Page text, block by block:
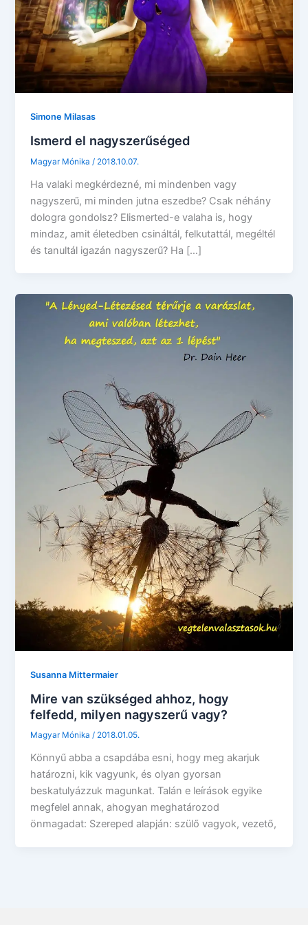
Simone Milasas
Ismerd el nagyszerűséged
Magyar Mónika / 2018.10.07.
Ha valaki megkérdezné, mi mindenben vagy
nagyszerű, mi minden jutna eszedbe? Csak néhány
dologra gondolsz? Elismerted-e valaha is, hogy
mindaz, amit életedben csináltál, felkutattál, megéltél
és tanultál igazán nagyszerű? Ha […]
Susanna Mittermaier
Mire van szükséged ahhoz, hogy
felfedd, milyen nagyszerű vagy?
Magyar Mónika/ 2018.01.05.
Könnyű abba a csapdába esni, hogy meg akarjuk
határozni, kik vagyunk, és olyan gyorsan
beskatulyázzuk magunkat. Talán e leírások egyike
megfelel annak, ahogyan meghatározod
önmagadat: Szereped alapján: szülő vagyok, vezető,